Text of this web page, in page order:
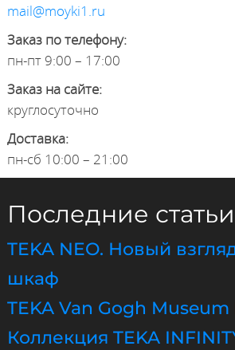
mail@moyki1.ru
Заказ по телефону:
пн-пт 9:00 – 17:00
Заказ на сайте:
круглосуточно
Доставка:
пн-сб 10:00 – 21:00
Последние статьи
TEKA NEO. Новый
шкаф
TEKA Van Gogh
Коллекция TEKA